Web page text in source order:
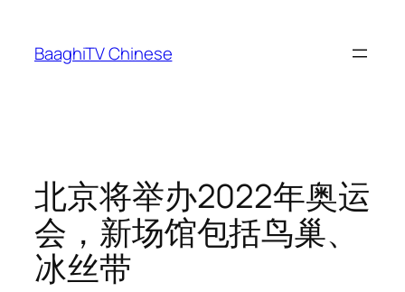
content
BaaghiTV Chinese
北京将举办2022年奥运
会，新场馆包括鸟巢、
冰丝带